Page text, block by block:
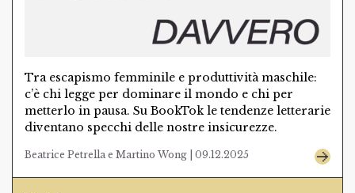
Tra escapismo femminile e produttività maschile:
c’è chi legge per dominare il mondo e chi per
metterlo in pausa. Su BookTok le tendenze letterarie
diventano specchi delle nostre insicurezze.
Beatrice Petrella e Martino Wong | 09.12.2025